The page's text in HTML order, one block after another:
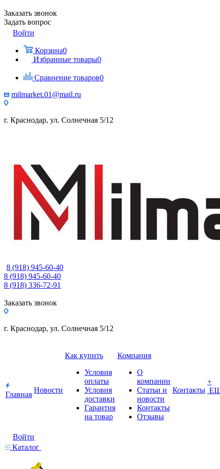
Заказать звонок
Задать вопрос
Войти
Корзина0
Избранные товары0
Сравнение товаров0
milmarket.01@mail.ru
г. Краснодар, ул. Солнечная 5/12
8 (918) 945-60-40
8 (918) 945-60-40
8 (918) 336-72-91
Заказать звонок
г. Краснодар, ул. Солнечная 5/12
Главная
Новости
Как купить
Условия
оплаты
Условия
доставки
Гарантия
на товар
Компания
О
компании
Статьи и
новости
Контакты
Отзывы
Контакты
+
Войти
Каталог